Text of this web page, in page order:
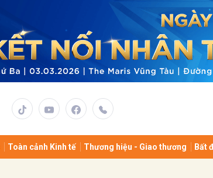
Toàn cảnh Kinh tế Thương hiệu - Giao thương Bất
Gửi bình luận